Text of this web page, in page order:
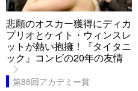
悲願のオスカー獲得にディカ
プリオとケイト・ウィンスレ
ットが熱い抱擁！『タイタニ
ック』コンビの20年の友情
第88回アカデミー賞